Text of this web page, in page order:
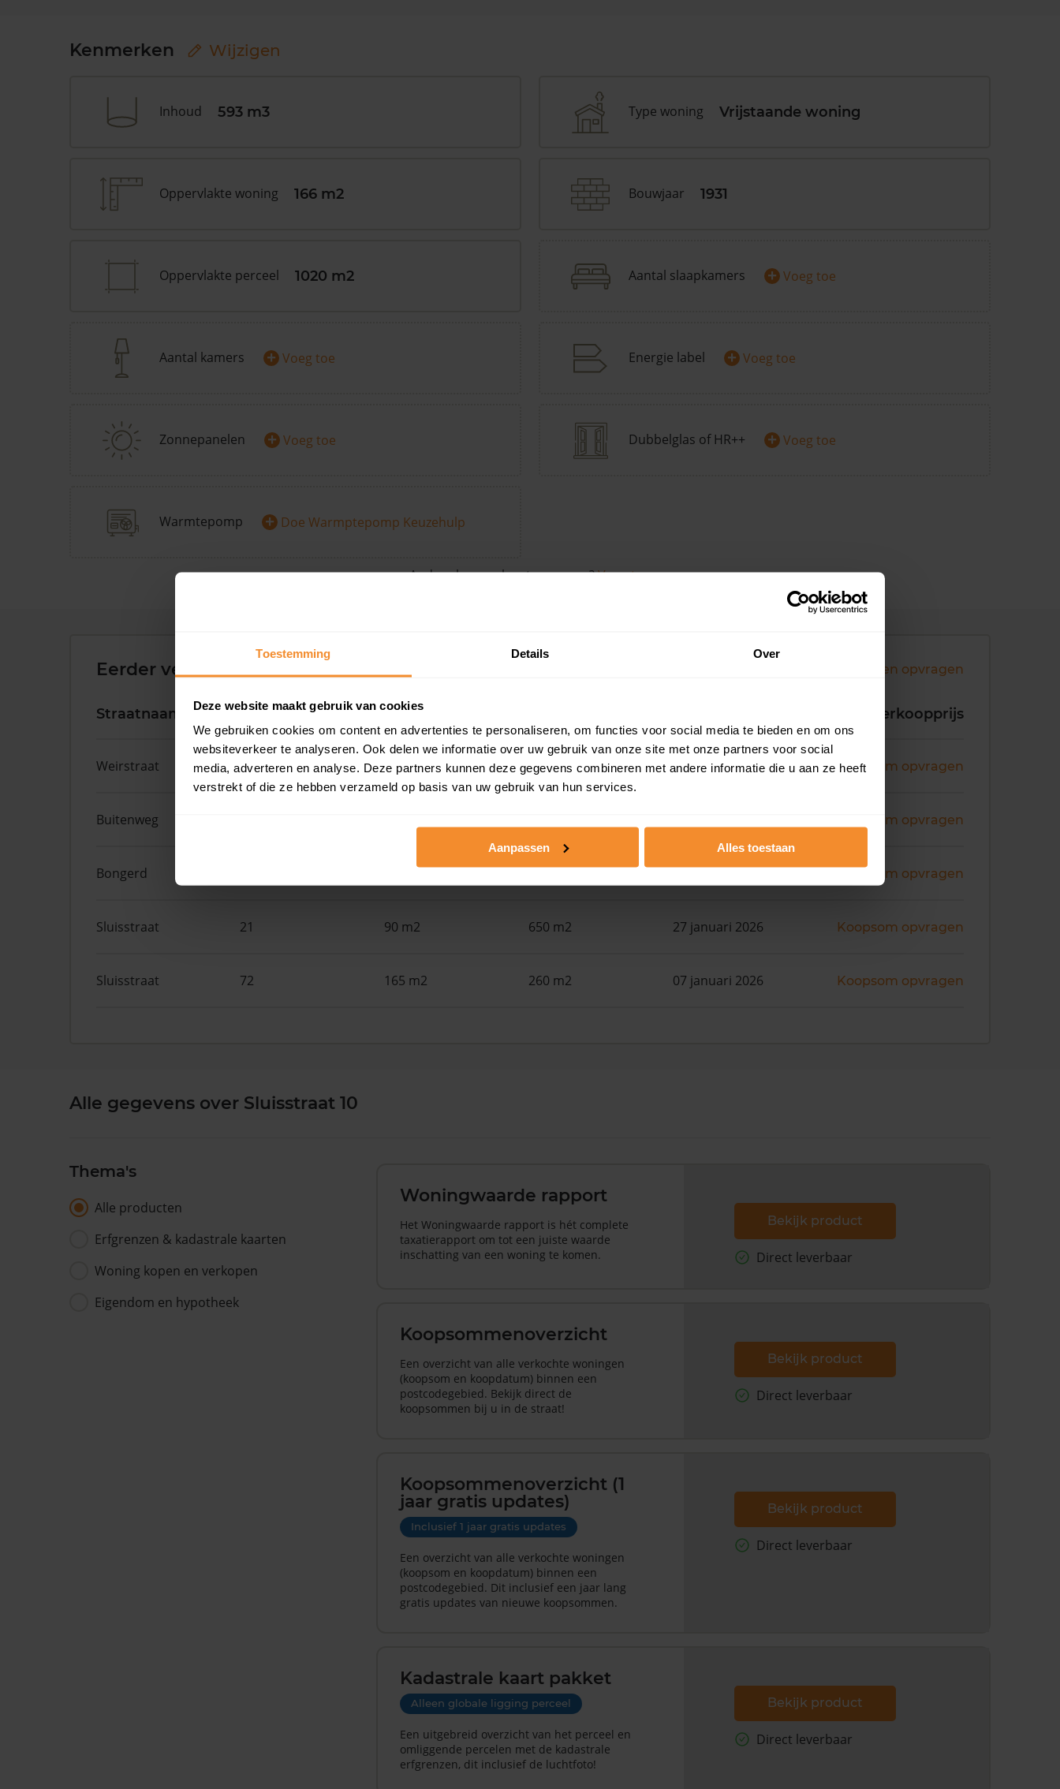
Toestemming Details Over
Deze website maakt gebruik van cookies
We gebruiken cookies om content en advertenties te personaliseren, om functies voor social media te bieden en om ons
websiteverkeer te analyseren. Ook delen we informatie over uw gebruik van onze site met onze partners voor social
media, adverteren en analyse. Deze partners kunnen deze gegevens combineren met andere informatie die u aan ze heeft
verstrekt of die ze hebben verzameld op basis van uw gebruik van hun services.
Aanpassen Alles toestaan
Kenmerken Wijzigen
Inhoud 593 m3 Type woning Vrijstaande woning
Oppervlakte woning 166 m2 Bouwjaar 1931
Oppervlakte perceel 1020 m2 Aantal slaapkamers + Voeg toe
Aantal kamers + Voeg toe Energie label + Voeg toe
Zonnepanelen + Voeg toe Dubbelglas of HR++ + Voeg toe
Warmtepomp + Doe Warmptepomp Keuzehulp
Andere kenmerken toevoegen?Voeg toe
Eerder verkochte woningen in de buurt Andere koopsommen opvragen
Straatnaam Huisnr. Woonoppervlak Verkoopprijs
Weirstraat 5 105 m2 225 m2 30 juni 2026 Koopsom opvragen
Buitenweg Koopsom opvragen
Bongerd 139 m2 225 m2 25 juni 2026 Koopsom opvragen
Sluisstraat 21 90 m2 650 m2 27 januari 2026 Koopsom opvragen
Sluisstraat 72 165 m2 260 m2 07 januari 2026 Koopsom opvragen
Alle gegevens over Sluisstraat 10
Thema's
Alle producten
Erfgrenzen & kadastrale kaarten
Woning kopen en verkopen
Eigendom en hypotheek
Woningwaarde rapport
Het Woningwaarde rapport is hét complete
taxatierapport om tot een juiste waarde
inschatting van een woning te komen.
Bekijk product
Direct leverbaar
Koopsommenoverzicht
Een overzicht van alle verkochte woningen
(koopsom en koopdatum) binnen een
postcodegebied. Bekijk direct de
koopsommen bij u in de straat!
Bekijk product
Direct leverbaar
Koopsommenoverzicht (1
jaar gratis updates)
Inclusief 1 jaar gratis updates
Een overzicht van alle verkochte woningen
(koopsom en koopdatum) binnen een
postcodegebied. Dit inclusief een jaar lang
gratis updates van nieuwe koopsommen.
Bekijk product
Direct leverbaar
Kadastrale kaart pakket
Alleen globale ligging perceel
Een uitgebreid overzicht van het perceel en
omliggende percelen met de kadastrale
erfgrenzen, dit inclusief de luchtfoto!
Bekijk product
Direct leverbaar